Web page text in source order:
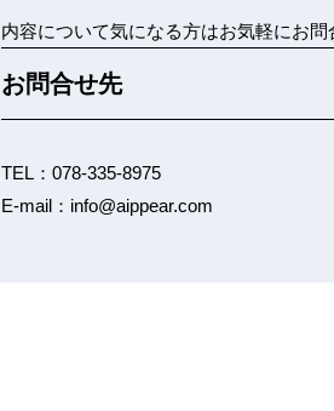
内容について気になる方はお気軽にお問
お問合せ先
TEL：078-335-8975
E-mail：info@aippear.com